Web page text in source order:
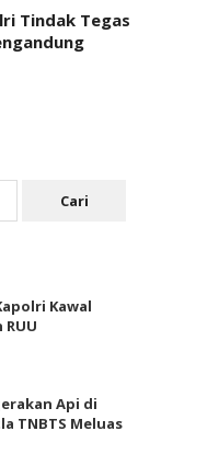
Tindak Tegas
Kawal
Api di
TNBTS Meluas